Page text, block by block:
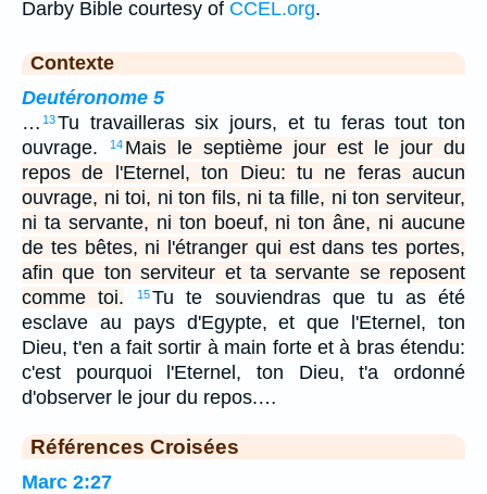
Darby Bible courtesy of CCEL.org.
Contexte
Deutéronome 5
… 13Tu travailleras six jours, et tu feras tout ton
ouvrage.
14 Mais le septième jour est le jour du
repos de l'Eternel, ton Dieu: tu ne feras aucun
ouvrage, ni toi, ni ton fils, ni ta fille, ni ton serviteur,
ni ta servante, ni ton boeuf, ni ton âne, ni aucune
de tes bêtes, ni l'étranger qui est dans tes portes,
afin que ton serviteur et ta servante se reposent
comme toi.
15Tu te souviendras que tu as été
esclave au pays d'Egypte, et que l'Eternel, ton
Dieu, t'en a fait sortir à main forte et à bras étendu:
c'est pourquoi l'Eternel, ton Dieu, t'a ordonné
d'observer le jour du repos.…
Références Croisées
Marc 2:27